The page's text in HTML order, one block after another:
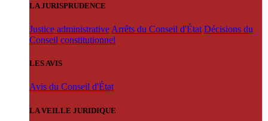
LA JURISPRUDENCE
Justice administrative Arrêts du Conseil d'État Décisions du
Conseil constitutionnel
LES AVIS
Avis du Conseil d'État
LA VEILLE JURIDIQUE